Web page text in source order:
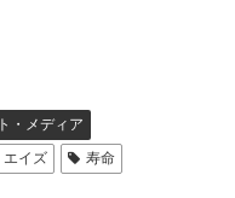
・メディア
エイズ 寿命